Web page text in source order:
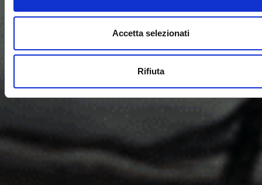
Accetta selezionati
Rifiuta